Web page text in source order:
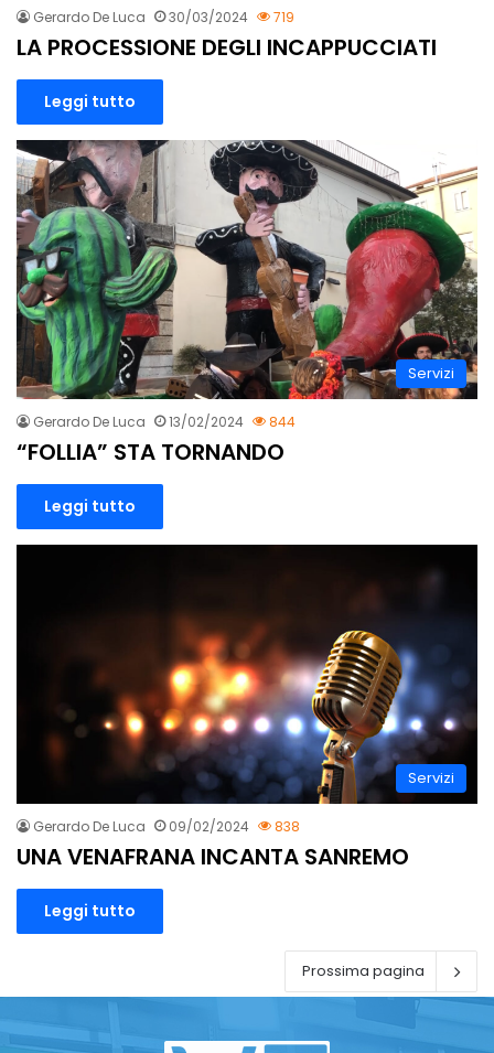
Gerardo De Luca 30/03/2024 719
LA PROCESSIONE DEGLI INCAPPUCCIATI
Leggi tutto
Servizi
Gerardo De Luca 13/02/2024 844
“FOLLIA” STA TORNANDO
Leggi tutto
Servizi
Gerardo De Luca 09/02/2024 838
UNA VENAFRANA INCANTA SANREMO
Leggi tutto
Prossima pagina